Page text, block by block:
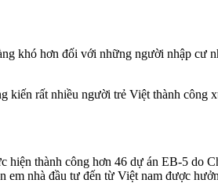
khó hơn đối với những người nhập
rất nhiều người trẻ Việt thành
hiện thành công hơn 46 dự án EB-5
em nhà đầu tư đến từ Việt nam được